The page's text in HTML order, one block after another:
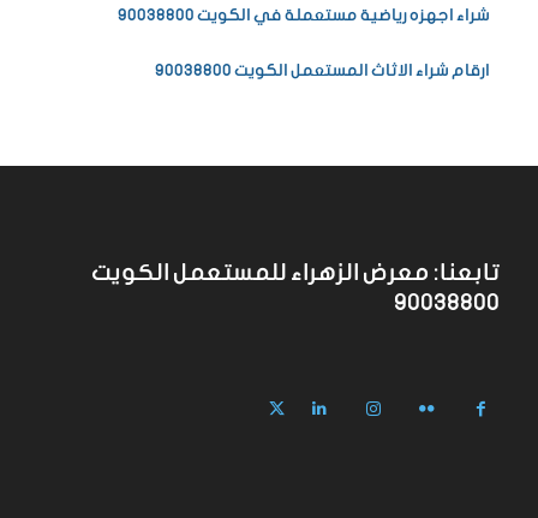
شراء اجهزه رياضية مستعملة في الكويت 90038800
ارقام شراء الاثاث المستعمل الكويت 90038800
تابعنا: معرض الزهراء للمستعمل الكويت
90038800